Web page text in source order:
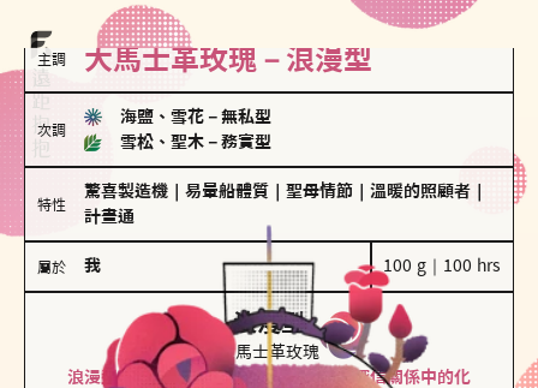
主調 大馬士革玫瑰－浪漫型
次調
海鹽、雪花 － 無私型
雪松、聖木 － 務實型
特性
驚喜製造機 易暈船體質 聖母情節 溫暖的照顧者
計畫通
屬於 我 100 g｜100 hrs
浪漫型
大馬士革玫瑰
浪漫型的人以激情與性吸引力為基礎，深信關係中的化